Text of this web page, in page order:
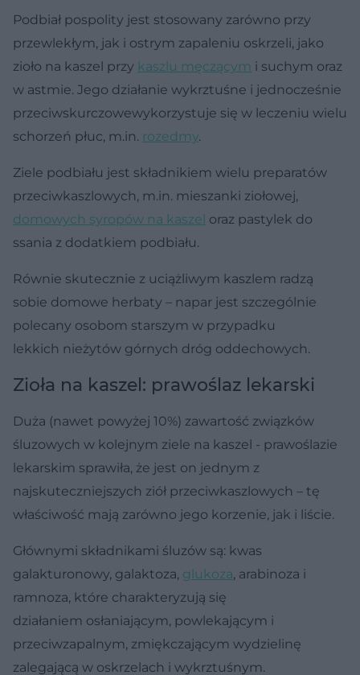
Podbiał pospolity jest stosowany zarówno przy
przewlekłym, jak i ostrym zapaleniu oskrzeli, jako
zioło na kaszel przy kaszlu męczącym i suchym oraz
w astmie. Jego działanie wykrztuśne i jednocześnie
przeciwskurczowewykorzystuje się w leczeniu wielu
schorzeń płuc, m.in. rozedmy.
Ziele podbiału jest składnikiem wielu preparatów
przeciwkaszlowych, m.in. mieszanki ziołowej,
domowych syropów na kaszel oraz pastylek do
ssania z dodatkiem podbiału.
Równie skutecznie z uciążliwym kaszlem radzą
sobie domowe herbaty – napar jest szczególnie
polecany osobom starszym w przypadku
lekkich nieżytów górnych dróg oddechowych.
Zioła na kaszel: prawoślaz lekarski
Duża (nawet powyżej 10%) zawartość związków
śluzowych w kolejnym ziele na kaszel - prawoślazie
lekarskim sprawiła, że jest on jednym z
najskuteczniejszych ziół przeciwkaszlowych – tę
właściwość mają zarówno jego korzenie, jak i liście.
Głównymi składnikami śluzów są: kwas
galakturonowy, galaktoza, glukoza, arabinoza i
ramnoza, które charakteryzują się
działaniem osłaniającym, powlekającym i
przeciwzapalnym, zmiękczającym wydzielinę
zalegającą w oskrzelach i wykrztuśnym.